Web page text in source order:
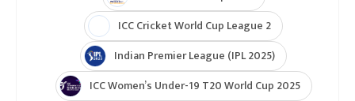
ICC Cricket World Cup League 2
Indian Premier League (IPL 2025)
ICC Women’s Under-19 T20 World Cup 2025